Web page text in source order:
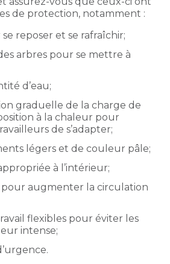
de protection, notamment :
reposer et se rafraîchir;
arbres pour se mettre à
d’eau;
graduelle de la charge de
à la chaleur pour
de s’adapter;
légers et de couleur pâle;
à l’intérieur;
augmenter la circulation
flexibles pour éviter les
intense;